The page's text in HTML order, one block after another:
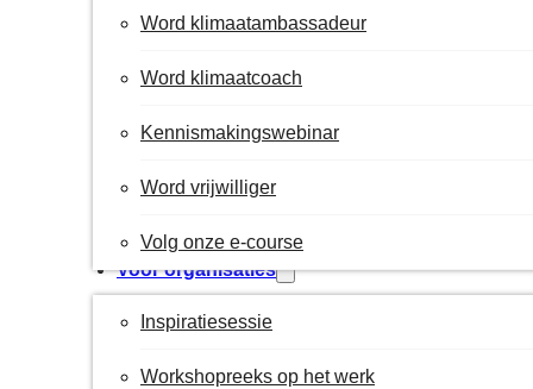
Word klimaatambassadeur
Word klimaatcoach
Kennismakingswebinar
Word vrijwilliger
Volg onze e-course
Voor organisaties
Inspiratiesessie
Workshopreeks op het werk